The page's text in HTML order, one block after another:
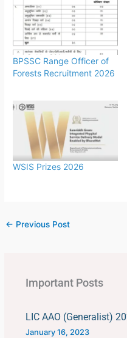
BPSSC Range Officer of
Forests Recruitment 2026
WSIS Prizes 2026
← Previous Post
Important Posts
LIC AAO (Generalist)
January 16, 2023